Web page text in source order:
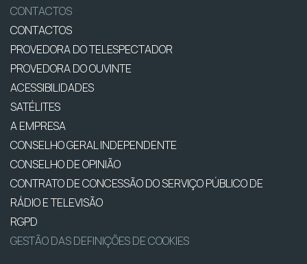
CONTACTOS
CONTACTOS
PROVEDORA DO TELESPECTADOR
PROVEDORA DO OUVINTE
ACESSIBILIDADES
SATÉLITES
A EMPRESA
CONSELHO GERAL INDEPENDENTE
CONSELHO DE OPINIÃO
CONTRATO DE CONCESSÃO DO SERVIÇO PÚBLICO DE
RÁDIO E TELEVISÃO
RGPD
GESTÃO DAS DEFINIÇÕES DE COOKIES